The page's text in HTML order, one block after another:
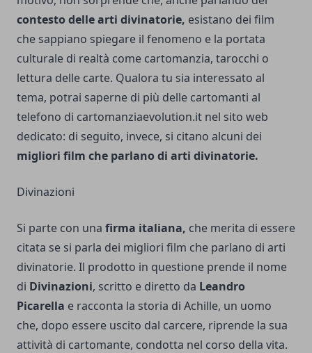
contesto delle arti divinatorie, esistano dei film
che sappiano spiegare il fenomeno e la portata
culturale di realtà come cartomanzia, tarocchi o
lettura delle carte. Qualora tu sia interessato al
tema, potrai saperne di più delle cartomanti al
telefono di cartomanziaevolution.it nel sito web
dedicato: di seguito, invece, si citano alcuni dei
migliori film che parlano di arti divinatorie.
Divinazioni
Si parte con una firma italiana, che merita di essere
citata se si parla dei migliori film che parlano di arti
divinatorie. Il prodotto in questione prende il nome
di Divinazioni, scritto e diretto da Leandro
Picarella e racconta la storia di Achille, un uomo
che, dopo essere uscito dal carcere, riprende la sua
attività di cartomante, condotta nel corso della vita.